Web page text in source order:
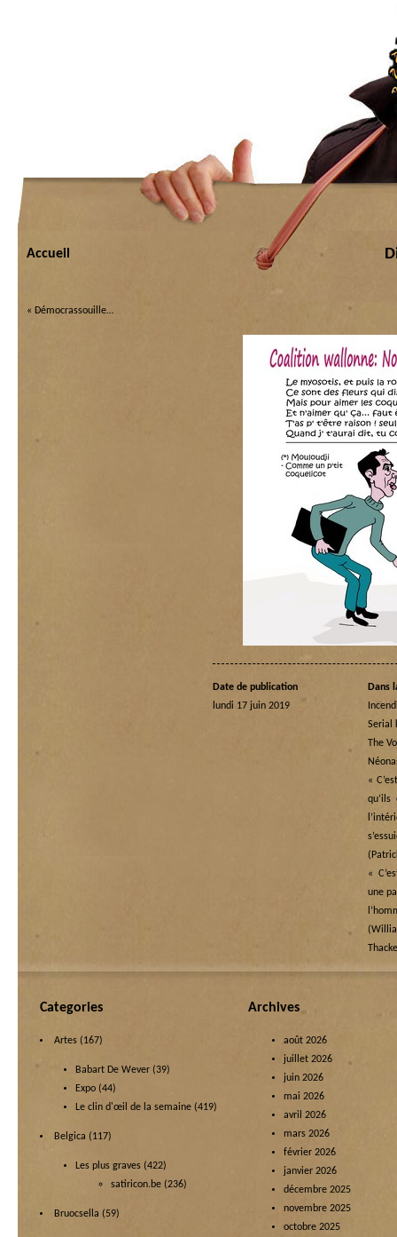
Accueil
« Démocrassouille…
Date de publication
lundi 17 juin 2019
Dans
Serial
The
«
«
une
Categories
Artes (167)
Babart De Wever (39)
Expo (44)
Le clin d'œil de la semaine (419)
Belgica (117)
Les plus graves (422)
satiricon.be (236)
Bruocsella (59)
Archives
août 2026
juillet 2026
juin 2026
mai 2026
avril 2026
mars 2026
février 2026
janvier 2026
décembre 2025
novembre 2025
octobre 2025